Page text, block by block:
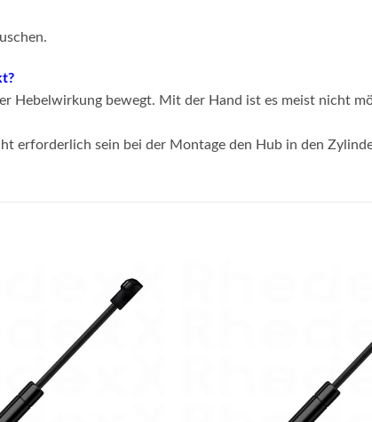
Hebelwirkung bewegt. Mit der Hand ist es meist nicht
erforderlich sein bei der Montage den Hub in den